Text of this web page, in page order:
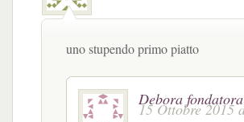
uno stupendo primo piatto
Debora fondatora
15 Ottobre 2015